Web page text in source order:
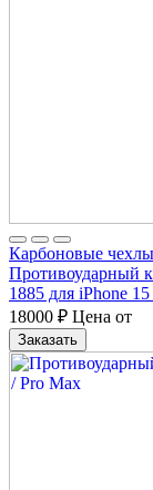
Карбоновые
Противоударный
1885 для iPhone
18000 ₽ Цена от
Заказать